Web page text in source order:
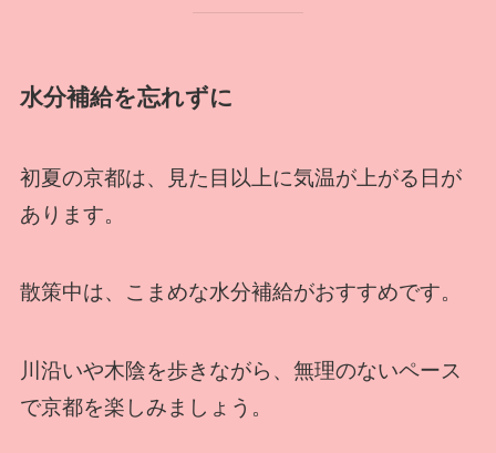
水分補給を忘れずに
初夏の京都は、見た目以上に気温が上がる日が
あります。
散策中は、こまめな水分補給がおすすめです。
川沿いや木陰を歩きながら、無理のないペース
で京都を楽しみましょう。